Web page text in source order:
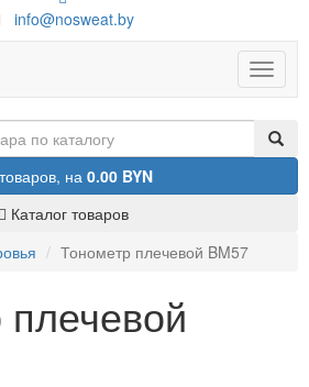
info@nosweat.by
Toggle
товаров, на 0.00 BYN
Каталог товаров
Тонометр плечевой BM57